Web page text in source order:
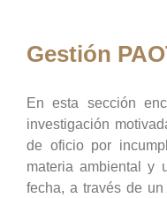
Gestión
En esta sección
investigación
de oficio por
materia ambiental y
fecha, a través de